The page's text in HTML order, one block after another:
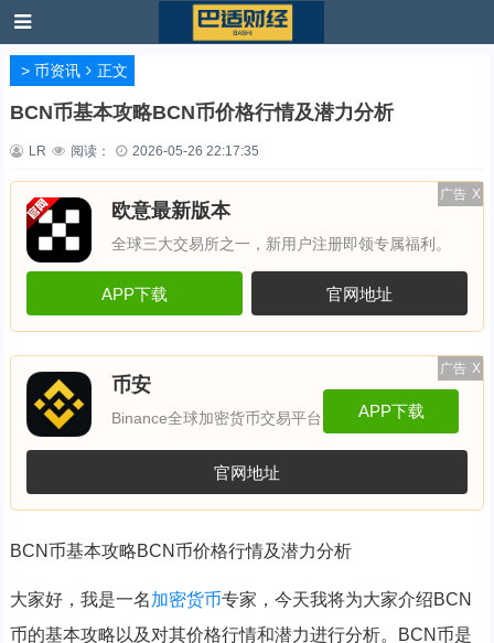
> 币资讯 正文
BCN币基本攻略BCN币价格行情及潜力分析
LR 阅读： 2026-05-26 22:17:35
广告 X
欧意最新版本
全球三大交易所之一，新用户注册即领专属福利。
APP下载 官网地址
广告 X
币安
Binance全球加密货币交易平台 APP下载
官网地址
BCN币基本攻略BCN币价格行情及潜力分析
大家好，我是一名加密货币专家，今天我将为大家介绍BCN
币的基本攻略以及对其价格行情和潜力进行分析。BCN币是